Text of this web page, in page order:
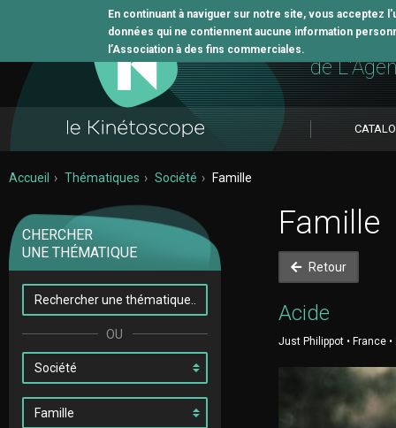
En continuant à naviguer sur notre site, vous
données qui ne contiennent aucune information
l’Association à des fins commerciales. L'outil
de
Accueil Thématiques Société Famille
CHERCHER
UNE THÉMATIQUE
Famille
Retour
Acide
Just Philippot • France